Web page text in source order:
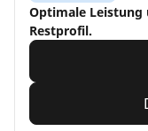
Optimale Leistung
Restprofil.